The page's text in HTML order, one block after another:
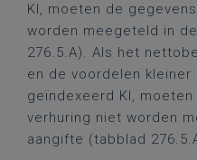
KI, moeten de
worden meegeteld in
276.5.A). Als het
en de voordelen kleiner
geïndexeerd KI,
verhuring niet worden
aangifte (tabblad